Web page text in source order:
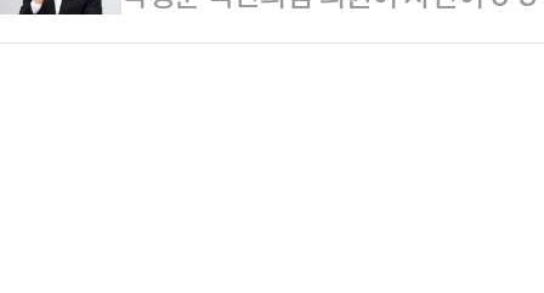
·사상구·사…
광역단체장 중 국민의힘이 4개(서
선인을 만나고 있었는데도 만나지